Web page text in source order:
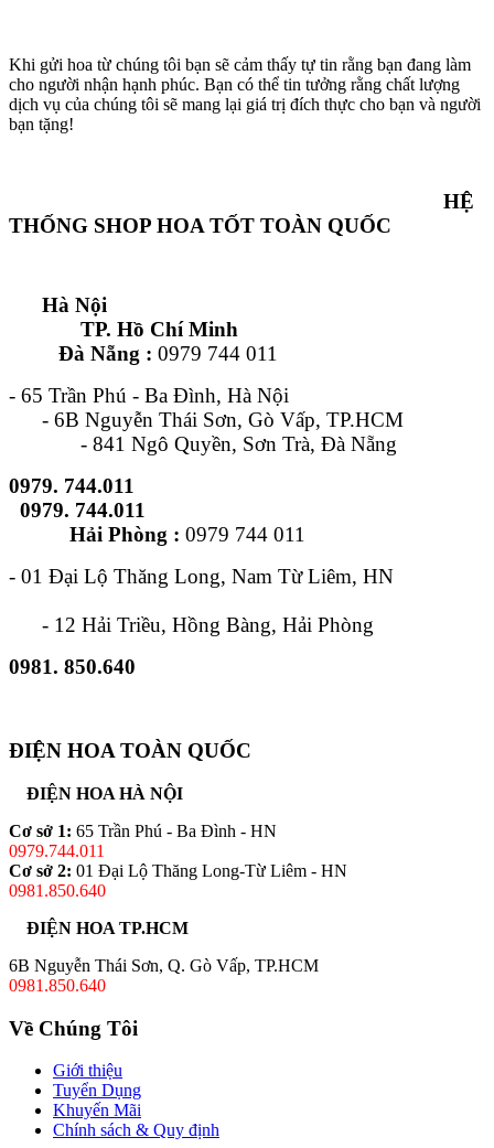
Khi gửi hoa từ chúng tôi bạn sẽ cảm thấy tự tin rằng bạn đang làm
cho người nhận hạnh phúc. Bạn có thể tin tưởng rằng chất lượng
dịch vụ của chúng tôi sẽ mang lại giá trị đích thực cho bạn và người
bạn tặng!
HỆ
THỐNG SHOP HOA TỐT TOÀN QUỐC
Hà Nội
TP. Hồ Chí Minh
Đà Nẵng : 0979 744 011
- 65 Trần Phú - Ba Đình, Hà Nội
- 6B Nguyễn Thái Sơn, Gò Vấp, TP.HCM
- 841 Ngô Quyền, Sơn Trà, Đà Nẵng
0979. 744.011
0979. 744.011
Hải Phòng : 0979 744 011
- 01 Đại Lộ Thăng Long, Nam Từ Liêm, HN
- 12 Hải Triều, Hồng Bàng, Hải Phòng
0981. 850.640
ĐIỆN HOA TOÀN QUỐC
ĐIỆN HOA HÀ NỘI
Cơ sở 1: 65 Trần Phú - Ba Đình - HN
0979.744.011
Cơ sở 2: 01 Đại Lộ Thăng Long-Từ Liêm - HN
0981.850.640
ĐIỆN HOA TP.HCM
6B Nguyễn Thái Sơn, Q. Gò Vấp, TP.HCM
0981.850.640
Về Chúng Tôi
Giới thiệu
Tuyển Dụng
Khuyến Mãi
Chính sách & Quy định